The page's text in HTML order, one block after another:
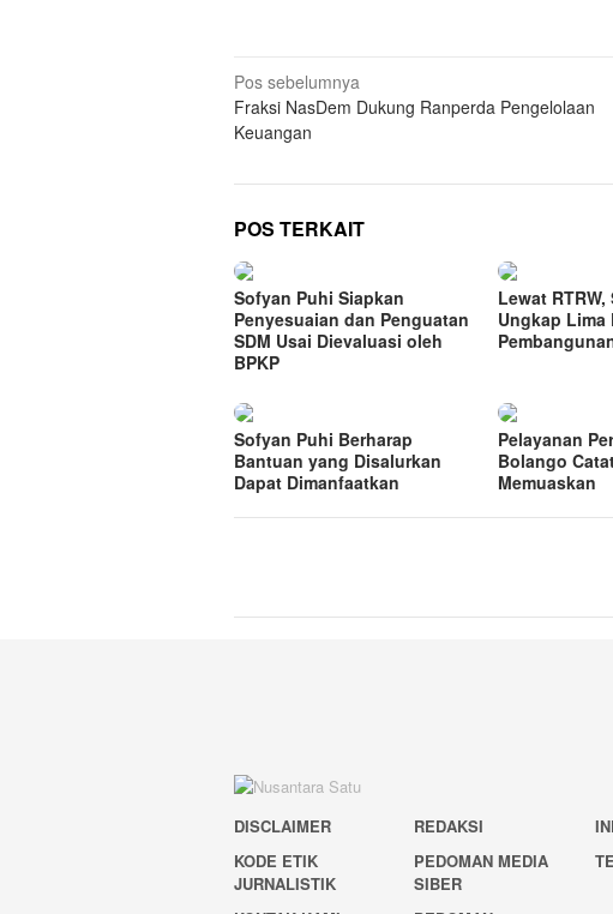
Navigasi
pos
Pos sebelumnya
Fraksi NasDem Dukung Ranperda Pengelolaan
Keuangan
POS TERKAIT
Sofyan Puhi Siapkan
Penyesuaian dan Penguatan
SDM Usai Dievaluasi oleh
BPKP
Lewat
Ungkap Lima
Sofyan Puhi Berharap
Bantuan yang Disalurkan
Dapat Dimanfaatkan
Pelayanan
Bolango
Memuaskan
DISCLAIMER REDAKSI
KODE ETIK
JURNALISTIK
PEDOMAN MEDIA
SIBER